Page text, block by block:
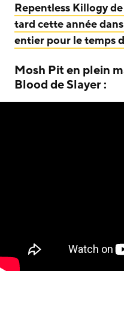
Repentless Killogy
tard cette année
entier pour le temps
Mosh Pit en plein
Blood de Slayer :